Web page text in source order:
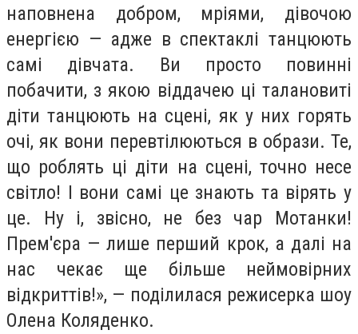
наповнена добром, мріями, дівочою
енергією — адже в спектаклі танцюють
самі дівчата. Ви просто повинні
побачити, з якою віддачею ці талановиті
діти танцюють на сцені, як у них горять
очі, як вони перевтілюються в образи. Те,
що роблять ці діти на сцені, точно несе
світло! І вони самі це знають та вірять у
це. Ну і, звісно, не без чар Мотанки!
Прем'єра — лише перший крок, а далі на
нас чекає ще більше неймовірних
відкриттів!», — поділилася режисерка шоу
Олена Коляденко.